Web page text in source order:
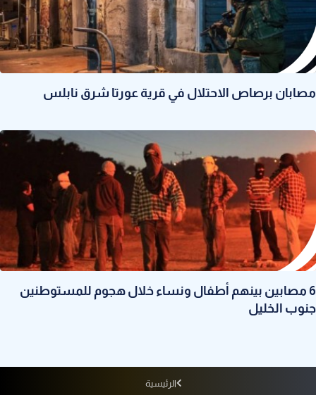
مصابان برصاص الاحتلال في قرية عورتا شرق نابلس
6 مصابين بينهم أطفال ونساء خلال هجوم للمستوطنين
جنوب الخليل
الرئيسية